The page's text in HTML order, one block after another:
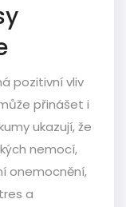
pozitivní vliv
přinášet i
ukazují, že
nemocí,
onemocnění,
a